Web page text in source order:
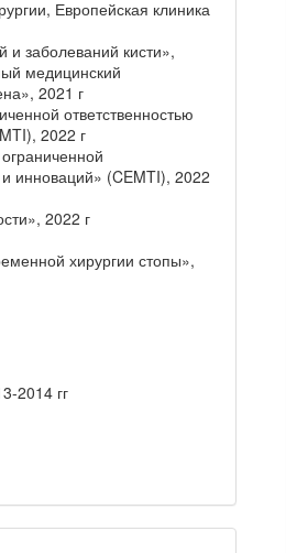
Европейская клиника
заболеваний кисти»,
медицинский
2021 г
ответственностью
2022 г
инноваций» (CEMTI), 2022
2022 г
хирургии стопы»,
2014 гг